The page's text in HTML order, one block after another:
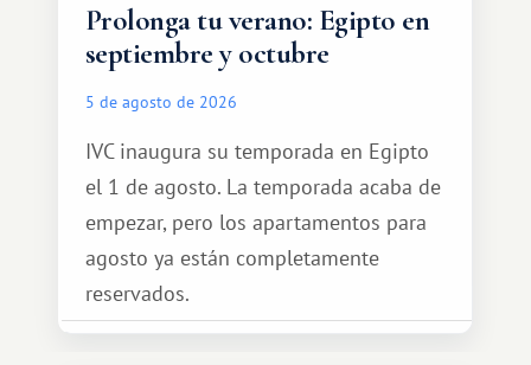
Prolonga tu verano: Egipto en
septiembre y octubre
5 de agosto de 2026
IVC inaugura su temporada en Egipto
el 1 de agosto. La temporada acaba de
empezar, pero los apartamentos para
agosto ya están completamente
reservados.